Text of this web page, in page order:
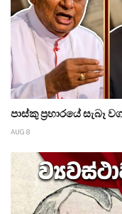
පාස්කු ප්‍රහාරයේ
AUG 8